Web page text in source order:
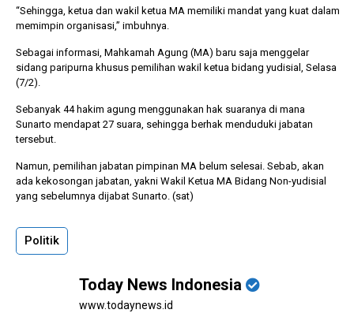
“Sehingga, ketua dan wakil ketua MA memiliki mandat yang kuat dalam
memimpin organisasi,” imbuhnya.
Sebagai informasi, Mahkamah Agung (MA) baru saja menggelar
sidang paripurna khusus pemilihan wakil ketua bidang yudisial, Selasa
(7/2).
Sebanyak 44 hakim agung menggunakan hak suaranya di mana
Sunarto mendapat 27 suara, sehingga berhak menduduki jabatan
tersebut.
Namun, pemilihan jabatan pimpinan MA belum selesai. Sebab, akan
ada kekosongan jabatan, yakni Wakil Ketua MA Bidang Non-yudisial
yang sebelumnya dijabat Sunarto. (sat)
Politik
Today News Indonesia
www.todaynews.id